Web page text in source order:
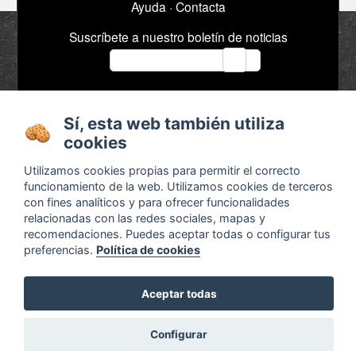
Ayuda · Contacta
Suscríbete a nuestro boletín de noticias
Acerca de
Términos y
condiciones
Configurar cookies
Agenda
Anuncios / Empleo
Bibliografía
Descubre las respuestas enOtra educación ya es
Sí, esta web también utiliza
cookies
Utilizamos cookies propias para permitir el correcto
funcionamiento de la web. Utilizamos cookies de terceros
con fines analíticos y para ofrecer funcionalidades
relacionadas con las redes sociales, mapas y
recomendaciones. Puedes aceptar todas o configurar tus
preferencias. Política de cookies
Aceptar todas
Configurar